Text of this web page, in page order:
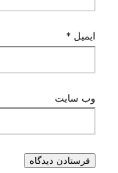
ایمیل *
وب‌ سایت